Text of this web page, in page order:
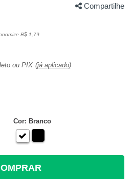
Compartilhe
R$ 1,79
ou PIX (já aplicado)
Cor: Branco